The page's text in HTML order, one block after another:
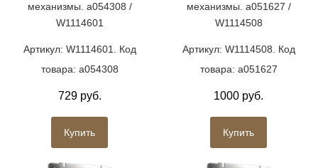
механизмы. a054308 /
W1114601
Артикул: W1114601. Код
товара: a054308
729 руб.
Купить
механизмы. a051627 /
W1114508
Артикул: W1114508. Код
товара: a051627
1000 руб.
Купить